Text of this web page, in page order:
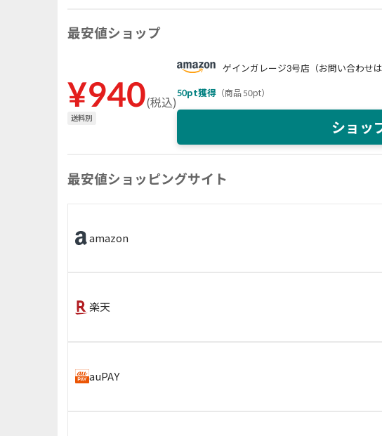
最安値ショップ
¥940(税込)
送料別
ゲインガレージ3号店（お問い合わせ
50pt獲得 （商品 50pt）
ショッ
最安値ショッピングサイト
amazon
楽天
auPAY